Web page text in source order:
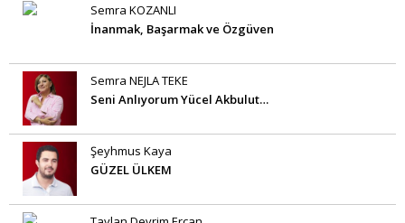
Semra KOZANLI
İnanmak, Başarmak ve Özgüven
Semra NEJLA TEKE
Seni Anlıyorum Yücel Akbulut…
Şeyhmus Kaya
GÜZEL ÜLKEM